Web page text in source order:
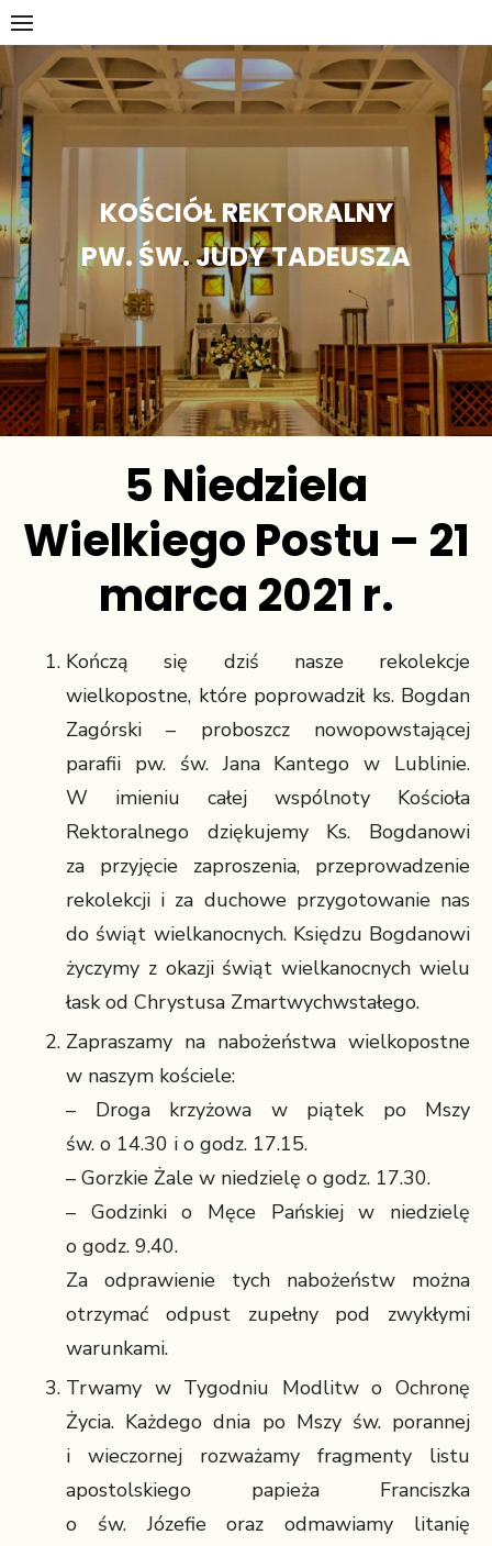
Skip
to
content
KOŚCIÓŁ REKTORALNY
PW. ŚW. JUDY TADEUSZA
5 Niedziela
Wielkiego Postu – 21
marca 2021 r.
Kończą się dziś nasze rekolekcje
wielkopostne, które poprowadził ks. Bogdan
Zagórski – proboszcz nowopowstającej
parafii pw. św. Jana Kantego w Lublinie.
W imieniu całej wspólnoty Kościoła
Rektoralnego dziękujemy Ks. Bogdanowi
za przyjęcie zaproszenia, przeprowadzenie
rekolekcji i za duchowe przygotowanie nas
do świąt wielkanocnych. Księdzu Bogdanowi
życzymy z okazji świąt wielkanocnych wielu
łask od Chrystusa Zmartwychwstałego.
Zapraszamy na nabożeństwa wielkopostne
w naszym kościele:
– Droga krzyżowa w piątek po Mszy
św. o 14.30 i o godz. 17.15.
– Gorzkie Żale w niedzielę o godz. 17.30.
– Godzinki o Męce Pańskiej w niedzielę
o godz. 9.40.
Za odprawienie tych nabożeństw można
otrzymać odpust zupełny pod zwykłymi
warunkami.
Trwamy w Tygodniu Modlitw o Ochronę
Życia. Każdego dnia po Mszy św. porannej
i wieczornej rozważamy fragmenty listu
apostolskiego papieża Franciszka
o św. Józefie oraz odmawiamy litanię